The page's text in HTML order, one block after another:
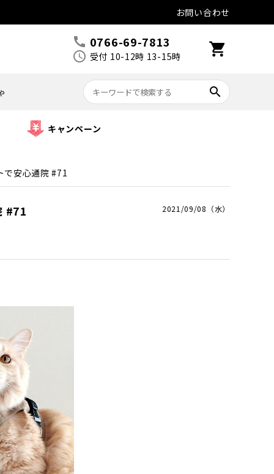
お問い合わせ
call 0766-69-7813
schedule 受付 10-12時 13-15時 shopping_cart
search
キャンペーン
で安心通院 #71
#71 2021/09/08（水）